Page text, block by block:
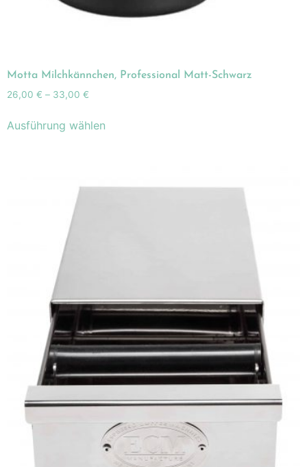
Motta Milchkännchen, Professional Matt-Schwarz
26,00 € – 33,00 €
Ausführung wählen